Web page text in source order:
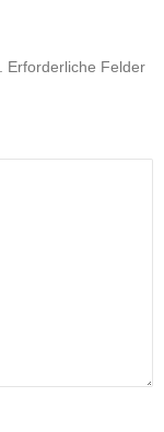
Erforderliche Felder